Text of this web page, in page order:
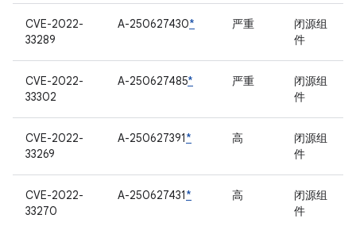
CVE-2022-
33289
A-250627430* 严重
闭源组
件
CVE-2022-
33302
A-250627485* 严重
闭源组
件
CVE-2022-
33269
A-250627391* 高
闭源组
件
CVE-2022-
33270
A-250627431* 高
闭源组
件